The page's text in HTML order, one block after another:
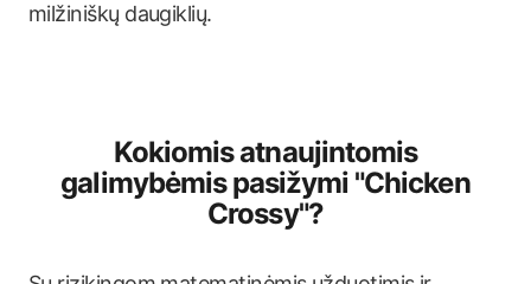
milžiniškų daugiklių.
Kokiomis atnaujintomis
galimybėmis pasižymi "Chicken
Crossy"?